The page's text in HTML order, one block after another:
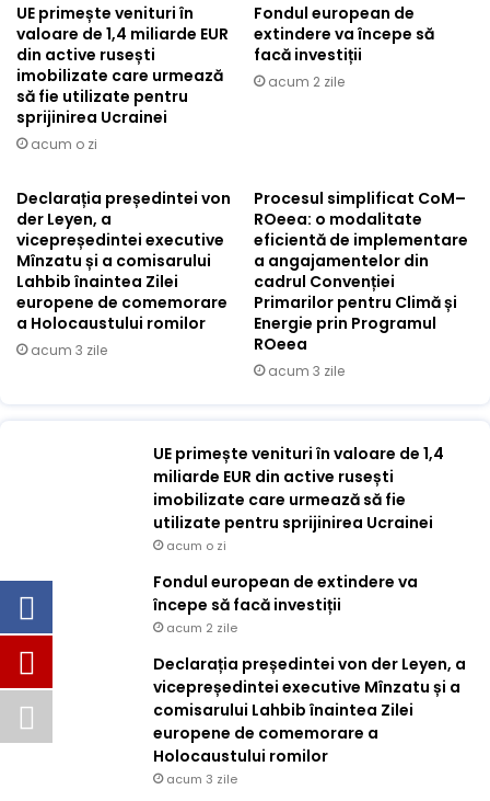
UE primește venituri în
valoare de 1,4 miliarde EUR
din active rusești
imobilizate care urmează
să fie utilizate pentru
sprijinirea Ucrainei
acum o zi
Fondul european de
extindere va începe să
facă investiții
acum 2 zile
Declarația președintei von
der Leyen, a
vicepreședintei executive
Mînzatu și a comisarului
Lahbib înaintea Zilei
europene de comemorare
a Holocaustului romilor
acum 3 zile
Procesul simplificat CoM–
ROeea: o modalitate
eficientă de implementare
a angajamentelor din
cadrul Convenției
Primarilor pentru Climă și
Energie prin Programul
ROeea
acum 3 zile
UE primește venituri în valoare de 1,4
miliarde EUR din active rusești
imobilizate care urmează să fie
utilizate pentru sprijinirea Ucrainei
acum o zi
Fondul european de extindere va
începe să facă investiții
acum 2 zile
Declarația președintei von der Leyen, a
vicepreședintei executive Mînzatu și a
comisarului Lahbib înaintea Zilei
europene de comemorare a
Holocaustului romilor
acum 3 zile